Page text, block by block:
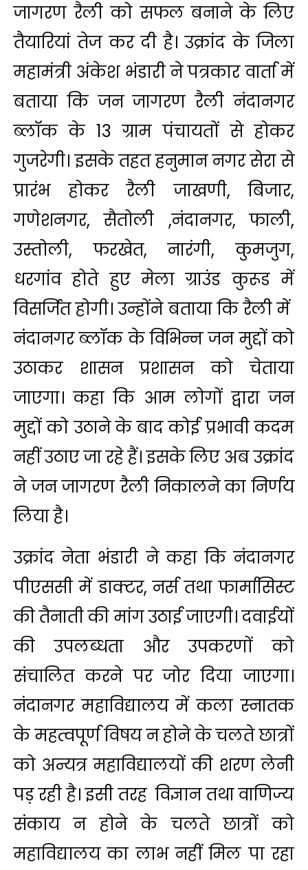
जागरण रैली को सफल बनाने के लिए
तैयारियां तेज कर दी है। उक्रांद के जिला
महामंत्री अंकेश भंडारी ने पत्रकार वार्ता में
बताया कि जन जागरण रैली नंदानगर
ब्लॉक के 13 ग्राम पंचायतों से होकर
गुजरेगी। इसके तहत हनुमान नगर सेरा से
प्रारंभ होकर रैली जाखणी, बिजार,
गणेशनगर, सैतोली ,नंदानगर, फाली,
उस्तोली, फरखेत, नारंगी, कुमजुग,
धरगांव होते हुए मेला ग्राउंड कुरूड में
विसर्जित होगी। उन्होंने बताया कि रैली में
नंदानगर ब्लॉक के विभिन्न जन मुद्दों को
उठाकर शासन प्रशासन को चेताया
जाएगा। कहा कि आम लोगों द्वारा जन
मुद्दों को उठाने के बाद कोई प्रभावी कदम
नहीं उठाए जा रहे हैं। इसके लिए अब उक्रांद
ने जन जागरण रैली निकालने का निर्णय
लिया है।
उक्रांद नेता भंडारी ने कहा कि नंदानगर
पीएससी में डाक्टर, नर्स तथा फार्मासिस्ट
की तैनाती की मांग उठाई जाएगी। दवाईयों
की उपलब्धता और उपकरणों को
संचालित करने पर जोर दिया जाएगा।
नंदानगर महाविद्यालय में कला स्नातक
के महत्वपूर्ण विषय न होने के चलते छात्रों
को अन्यत्र महाविद्यालयों की शरण लेनी
पड़ रही है। इसी तरह विज्ञान तथा वाणिज्य
संकाय न होने के चलते छात्रों को
महाविद्यालय का लाभ नहीं मिल पा रहा